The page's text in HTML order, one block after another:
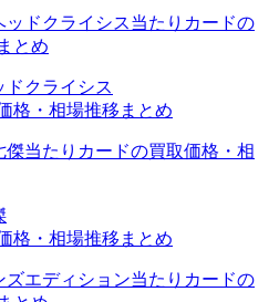
ドクライシス
格・相場推移まとめ
格・相場推移まとめ